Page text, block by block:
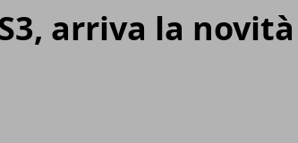
arriva la novità